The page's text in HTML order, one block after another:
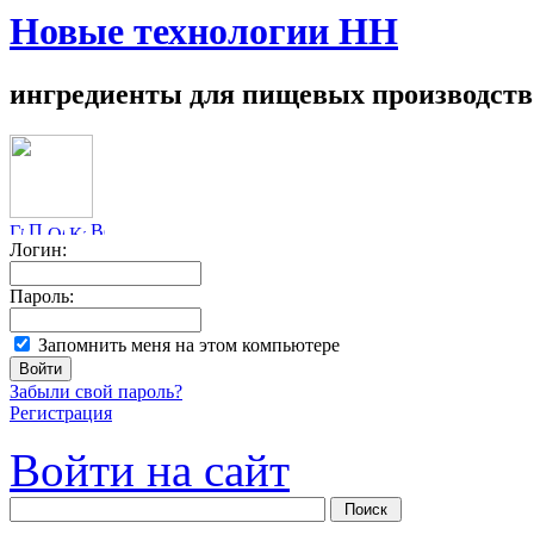
Новые технологии НН
ингредиенты для пищевых производств
Логин:
Пароль:
Запомнить меня на этом компьютере
Забыли свой пароль?
Регистрация
Войти на сайт